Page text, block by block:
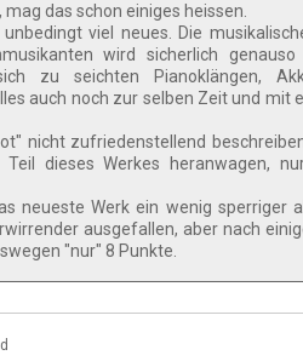
das schon einiges heissen.
viel neues. Die
wird sicherlich
zu seichten Pianoklängen,
auch noch zur selben Zeit und mit
nicht zufriedenstellend
dieses Werkes heranwagen,
neueste Werk ein wenig sperriger
ausgefallen, aber nach
"nur" 8 Punkte.